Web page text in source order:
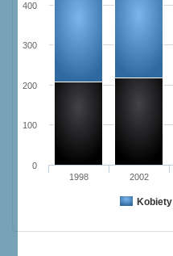
Kobiety
1998 2002
0
100
200
300
400